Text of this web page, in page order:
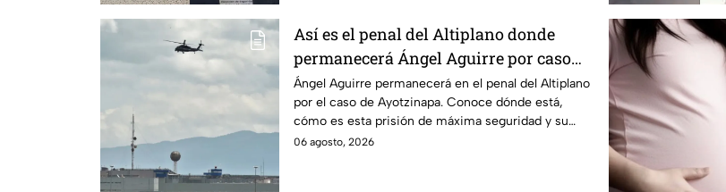
Así es el penal del Altiplano donde
permanecerá Ángel Aguirre por caso
Ayotzinapa
Ángel Aguirre permanecerá en el penal del Altiplano
por el caso de Ayotzinapa. Conoce dónde está,
cómo es esta prisión de máxima seguridad y su
historia.
06 agosto, 2026